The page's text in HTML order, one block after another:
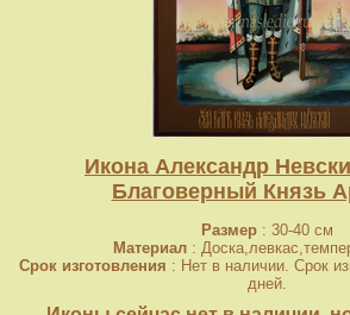
Икона Александр
Благоверный Князь
Размер: 30-40 см
Материал:
Срок изготовления : Нет в наличии. Срок
дней.